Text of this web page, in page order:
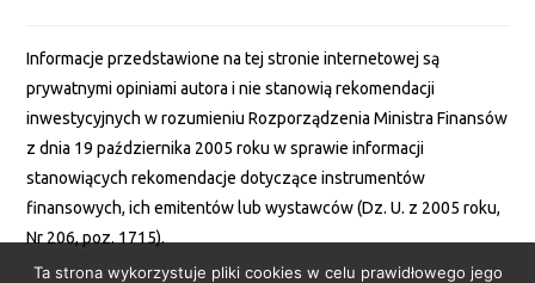
Informacje przedstawione na tej stronie internetowej są
prywatnymi opiniami autora i nie stanowią rekomendacji
inwestycyjnych w rozumieniu Rozporządzenia Ministra Finansów
z dnia 19 października 2005 roku w sprawie informacji
stanowiących rekomendacje dotyczące instrumentów
finansowych, ich emitentów lub wystawców (Dz. U. z 2005 roku,
Nr 206, poz. 1715).
Ta strona wykorzystuje pliki cookies w celu prawidłowego jego